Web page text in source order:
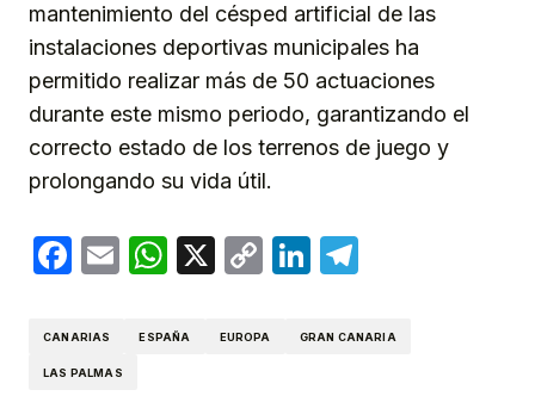
mantenimiento del césped artificial de las
instalaciones deportivas municipales ha
permitido realizar más de 50 actuaciones
durante este mismo periodo, garantizando el
correcto estado de los terrenos de juego y
prolongando su vida útil.
Facebook
EmailWhatsApp
X
CopyLinkedIn
CANARIAS ESPAÑA EUROPA GRAN CANARIA
LAS PALMAS